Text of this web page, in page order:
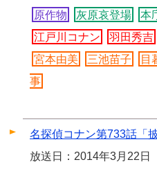
原作物 灰原哀登場
本
江戸川コナン
羽田秀吉
宮本由美
三池苗子 目
事
名探偵コナン第733話「
放送日：2014年3月22日